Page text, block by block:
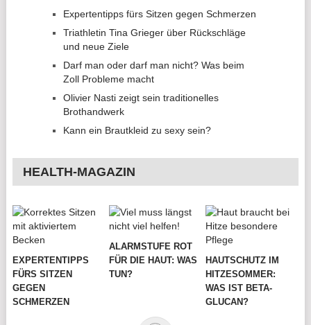
Expertentipps fürs Sitzen gegen Schmerzen
Triathletin Tina Grieger über Rückschläge
und neue Ziele
Darf man oder darf man nicht? Was beim
Zoll Probleme macht
Olivier Nasti zeigt sein traditionelles
Brothandwerk
Kann ein Brautkleid zu sexy sein?
HEALTH-MAGAZIN
EXPERTENTIPPS
FÜRS SITZEN
GEGEN
SCHMERZEN
ALARMSTUFE ROT
FÜR DIE HAUT: WAS
TUN?
HAUTSCHUTZ IM
HITZESOMMER:
WAS IST BETA-
GLUCAN?